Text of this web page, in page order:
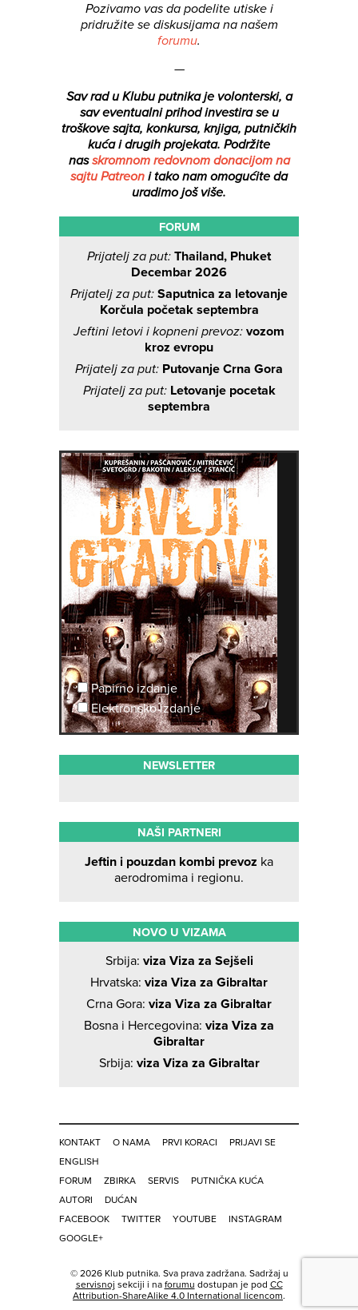
Pozivamo vas da podelite utiske i
pridružite se diskusijama na našem
forumu.
—
Sav rad u Klubu putnika je volonterski, a
sav eventualni prihod investira se u
troškove sajta, konkursa, knjiga, putničkih
kuća i drugih projekata. Podržite
nasskromnom redovnom donacijom na
sajtu Patreon i tako nam omogućite da
uradimo još više.
FORUM
Prijatelj za put: Thailand, Phuket
Decembar 2026
Prijatelj za put: Saputnica za letovanje
Korčula početak septembra
Jeftini letovi i kopneni prevoz: vozom
kroz evropu
Prijatelj za put: Putovanje Crna Gora
Prijatelj za put: Letovanje pocetak
septembra
Papirno izdanje
Elektronsko izdanje
NEWSLETTER
NAŠI PARTNERI
Jeftin i pouzdan kombi prevoz ka
aerodromima i regionu.
NOVO U VIZAMA
Srbija: viza Viza za Sejšeli
Hrvatska: viza Viza za Gibraltar
Crna Gora: viza Viza za Gibraltar
Bosna i Hercegovina: viza Viza za
Gibraltar
Srbija: viza Viza za Gibraltar
KONTAKT O NAMA PRVI KORACI
PRIJAVI SE
ENGLISH
FORUM
ZBIRKA SERVIS
PUTNIČKA KUĆA
AUTORI
DUĆAN
FACEBOOK
TWITTER YOUTUBE
INSTAGRAM
GOOGLE+
© 2026 Klub putnika. Sva prava zadržana. Sadržaj u
servisnoj sekciji i na forumu dostupan je pod CC
Attribution-ShareAlike 4.0 International licencom.